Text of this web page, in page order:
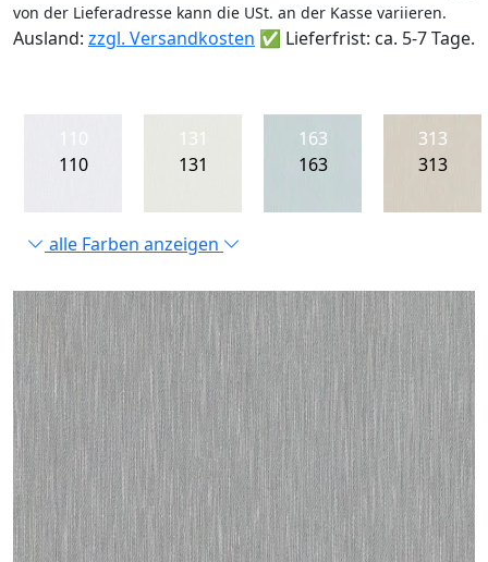
von der Lieferadresse kann die USt. an der Kasse variieren.
Ausland: zzgl. Versandkosten ✅ Lieferfrist: ca. 5-7 Tage.
110
110
131
131
163
163
313
313
alle Farben anzeigen